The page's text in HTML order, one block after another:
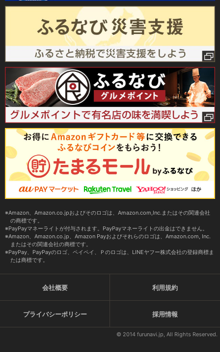
Amazon、Amazon.co.jpおよびそのロゴは、Amazon.com,Inc.またはその関連会社
の商標です。
PayPayマネーライトが付与されます。PayPayマネーライトの出金はできません。
Amazon、Amazon.co.jp、Amazon Payおよびそれらのロゴは、Amazon.com, Inc.
またはその関連会社の商標です。
PayPay、PayPayのロゴ、ペイペイ、Ｐのロゴは、LINEヤフー株式会社の登録商標ま
たは商標です。
会社概要 利用規約
プライバシーポリシー 採用情報
© 2014 furunavi.jp, All Rights Reserved.